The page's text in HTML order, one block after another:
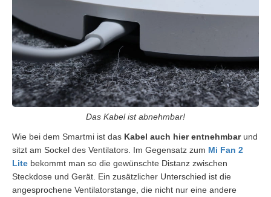
Das Kabel ist abnehmbar!
Wie bei dem Smartmi ist das Kabel auch hier entnehmbarund
sitzt am Sockel des Ventilators. Im Gegensatz zum Mi Fan 2
Lite bekommt man so die gewünschte Distanz zwischen
Steckdose und Gerät. Ein zusätzlicher Unterschied ist die
angesprochene Ventilatorstange, die nicht nur eine andere